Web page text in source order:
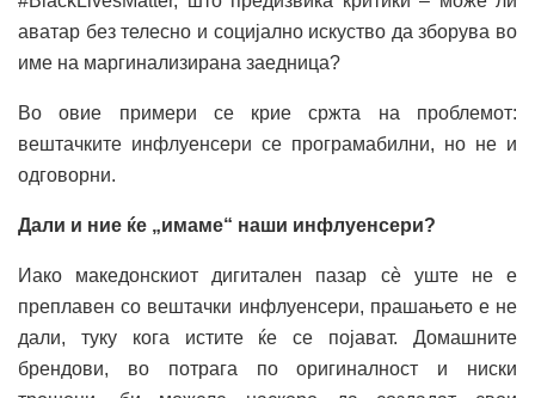
аватар без телесно и социјално искуство да зборува во
име на маргинализирана заедница?
Во овие примери се крие сржта на проблемот:
вештачките инфлуенсери се програмабилни, но не и
одговорни.
Дали и ние ќе „имаме“ наши инфлуенсери?
Иако македонскиот дигитален пазар сè уште не е
преплавен со вештачки инфлуенсери, прашањето е не
дали, туку кога истите ќе се појават. Домашните
брендови, во потрага по оригиналност и ниски